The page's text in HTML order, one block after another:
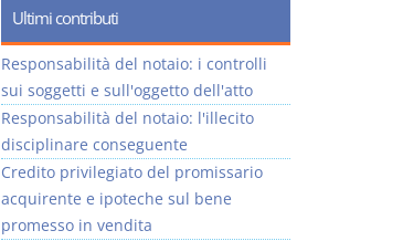
Ultimi contributi
Responsabilità del notaio: i controlli
sui soggetti e sull'oggetto dell'atto
Responsabilità del notaio: l'illecito
disciplinare conseguente
Credito privilegiato del promissario
acquirente e ipoteche sul bene
promesso in vendita